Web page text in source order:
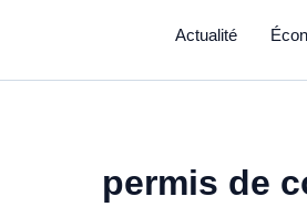
Actualité
permis de